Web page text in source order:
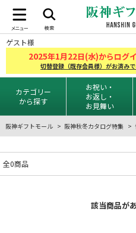
ゲスト様
2025年1月22日(水)からログ
切替登録（既存会員様）がお済み
カテゴリー
から探す
お祝い・
お返し・
お見舞い
阪神ギフトモール 阪神秋冬カタログ特集
全0商品
該当商品が